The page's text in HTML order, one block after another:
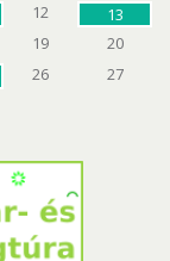
12
13
19
20
26
27